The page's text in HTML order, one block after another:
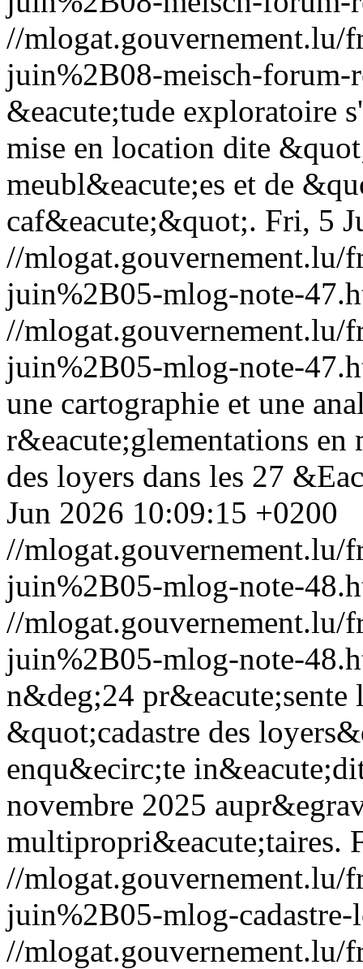
//mlogat.gouvernement.lu/
juin%2B08-meisch-
&eacute;tude exploratoire
mise en location dite
meubl&eacute;es et de
caf&eacute;&quot;. Fri, 5
//mlogat.gouvernement.lu/
juin%2B05-mlog-note-
//mlogat.gouvernement.lu/
juin%2B05-mlog-note-
une cartographie et une
r&eacute;glementations
des loyers dans les 27
Jun 2026 10:09:15 +0200
//mlogat.gouvernement.lu/
juin%2B05-mlog-note-
//mlogat.gouvernement.lu/
juin%2B05-mlog-note-
n&deg;24 pr&eacute;sente
&quot;cadastre des
enqu&ecirc;te
novembre 2025
multipropri&eacute;taires.
//mlogat.gouvernement.lu/
juin%2B05-mlog-
//mlogat.gouvernement.lu/